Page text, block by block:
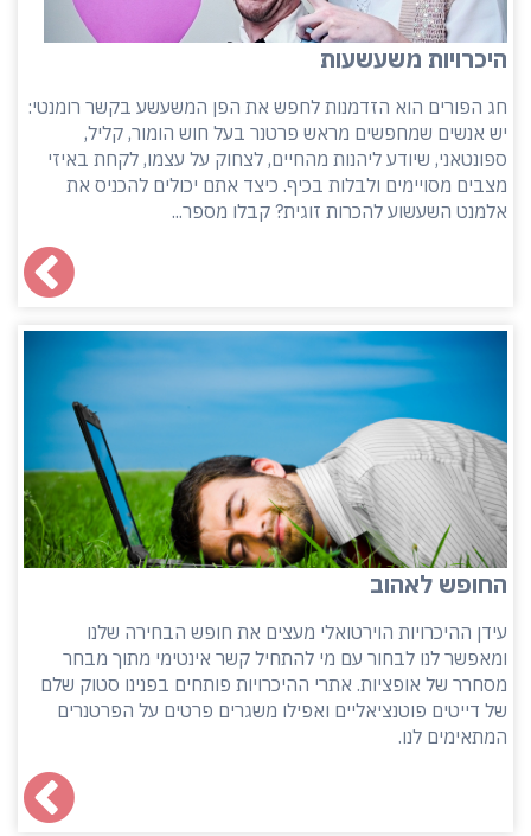
היכרויות משעשעות
חג הפורים הוא הזדמנות לחפש את הפן המשעשע בקשר רומנטי:
יש אנשים שמחפשים מראש פרטנר בעל חוש הומור, קליל,
ספונטאני, שיודע ליהנות מהחיים, לצחוק על עצמו, לקחת באיזי
מצבים מסויימים ולבלות בכיף. כיצד אתם יכולים להכניס את
אלמנט השעשוע להכרות זוגית? קבלו מספר...
החופש לאהוב
עידן ההיכרויות הוירטואלי מעצים את חופש הבחירה שלנו
ומאפשר לנו לבחור עם מי להתחיל קשר אינטימי מתוך מבחר
מסחרר של אופציות. אתרי ההיכרויות פותחים בפנינו סטוק שלם
של דייטים פוטנציאליים ואפילו משגרים פרטים על הפרטנרים
המתאימים לנו.